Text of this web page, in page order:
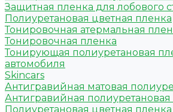
Защитная пленка для лобового
Полиуретановая цветная пленка
Тонировочная атермальная
Тонировочная пленка
Тонирующая полиуретановая
автомобиля
Skincars
Антигравийная матовая
Антигравийная полиуретановая
Полиуретановая цветная пленка